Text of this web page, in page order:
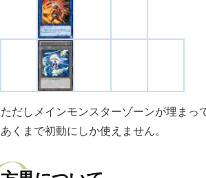
ただしメインモンスターゾーンが埋まっ
あくまで初動にしか使えません。